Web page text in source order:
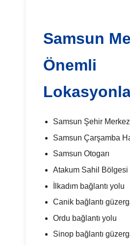
Samsun
Önemli
Samsun Şehir
Samsun Çarşamba
Samsun Otogarı
Atakum Sahil Bölgesi
İlkadım bağlantı yolu
Canik bağlantı
Ordu bağlantı yolu
Sinop bağlantı